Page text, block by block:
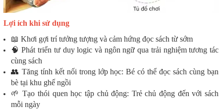
Lợi ích khi sử dụng
📖 Khơi gợi trí tưởng tượng và cảm hứng đọc sách từ sớm
🧠 Phát triển tư duy logic và ngôn ngữ qua trải nghiệm tương tác
cùng sách
👥 Tăng tính kết nối trong lớp học: Bé có thể đọc sách cùng bạn
bè tại khu ghế ngồi
🌱 Tạo thói quen học tập chủ động: Trẻ chủ động đến với sách
mỗi ngày